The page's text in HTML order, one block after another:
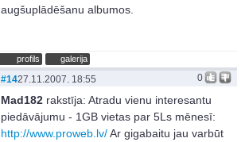
augšuplādēšanu albumos.
profils galerija
0
#1427.11.2007. 18:55
Mad182 rakstīja: Atradu vienu interesantu
piedāvājumu - 1GB vietas par 5Ls mēnesī:
http://www.proweb.lv/Ar gigabaitu jau varbūt